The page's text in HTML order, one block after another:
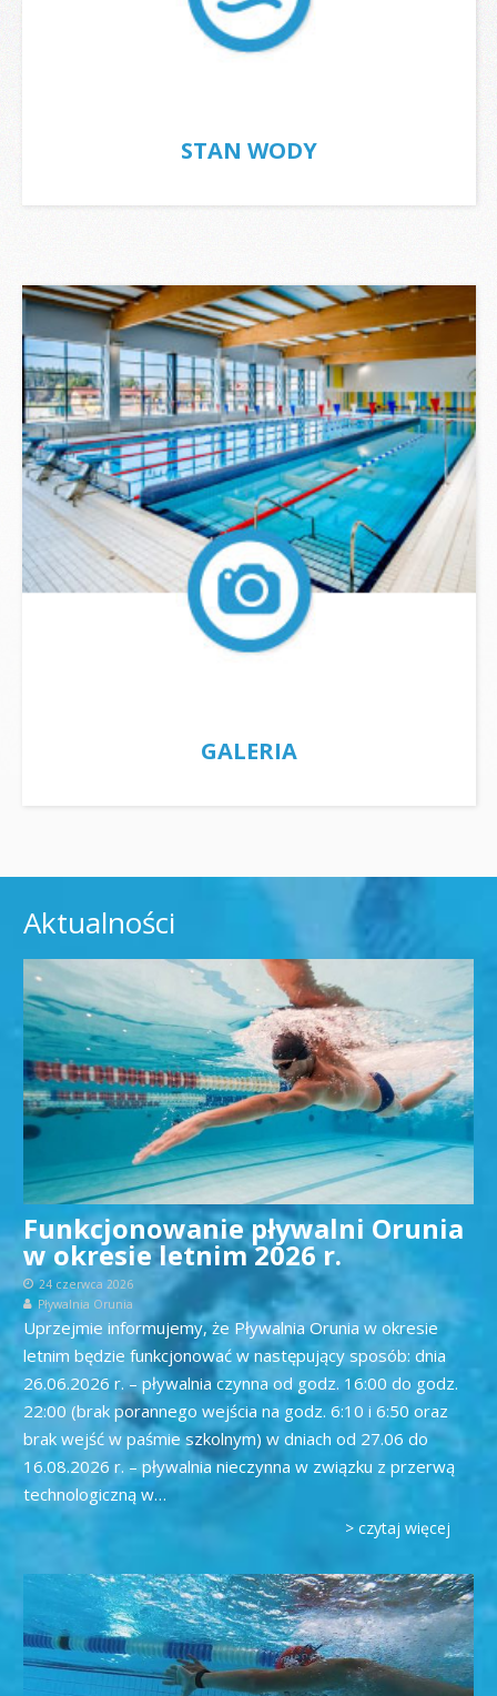
STAN WODY
GALERIA
Aktualności
Funkcjonowanie pływalni Orunia
w okresie letnim 2026 r.
24 czerwca 2026
Pływalnia Orunia
Uprzejmie informujemy, że Pływalnia Orunia w okresie
letnim będzie funkcjonować w następujący sposób: dnia
26.06.2026 r. – pływalnia czynna od godz. 16:00 do godz.
22:00 (brak porannego wejścia na godz. 6:10 i 6:50 oraz
brak wejść w paśmie szkolnym) w dniach od 27.06 do
16.08.2026 r. – pływalnia nieczynna w związku z przerwą
technologiczną w…
> czytaj więcej